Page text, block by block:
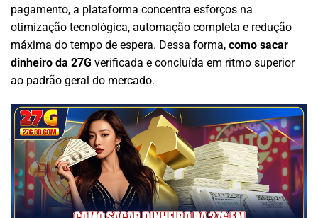
pagamento, a plataforma concentra esforços na
otimização tecnológica, automação completa e redução
máxima do tempo de espera. Dessa forma, como sacar
dinheiro da 27G verificada e concluída em ritmo superior
ao padrão geral do mercado.